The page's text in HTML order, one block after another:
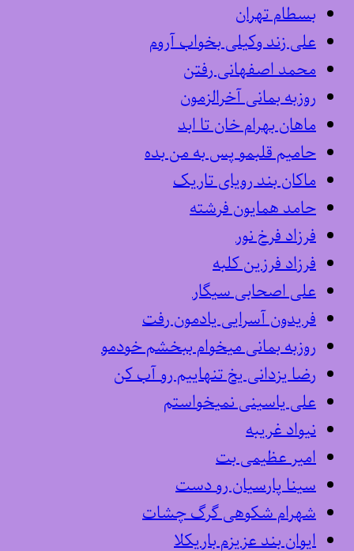
بسطام تهران
علی زند وکیلی بخواب آروم
محمد اصفهانی رفتن
روزبه بمانی آخرالزمون
ماهان بهرام خان تا ابد
حامیم قلبمو پس به من بده
ماکان بند رویای تاریک
حامد همایون فرشته
فرزاد فرخ نور
فرزاد فرزین کلبه
علی اصحابی سیگار
فریدون آسرایی یادمون رفت
روزبه بمانی میخوام ببخشم خودمو
رضا یزدانی یخ تنهاییم رو آب کن
علی یاسینی نمیخواستم
نیواد غریبه
امیر عظیمی بت
سینا پارسیان رو دست
شهرام شکوهی گرگ چشات
ایوان بند عزیزم باریکلا